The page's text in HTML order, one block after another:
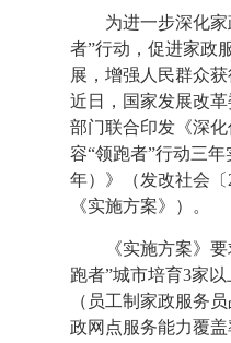
为进一步深化
者”行动，促进家政
展，增强人民群众
近日，国家发展改
部门联合印发《深
容“领跑者”行动三
年）》（发改社会〔
《实施方案》）。
《实施方案》
跑者”城市培育3家
（员工制家政服务
政网点服务能力覆盖